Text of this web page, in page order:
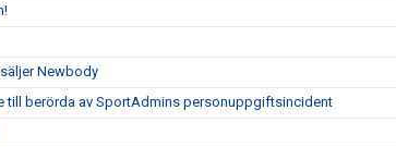
Newbody
till berörda av SportAdmins personuppgiftsincident